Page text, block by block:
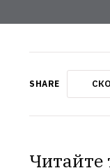
SHARE
Читайте